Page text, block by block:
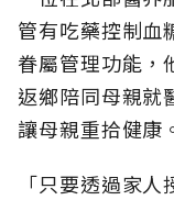
管有吃藥控制血
眷屬管理功能，
返鄉陪同母親就
讓母親重拾健康
「只要透過家